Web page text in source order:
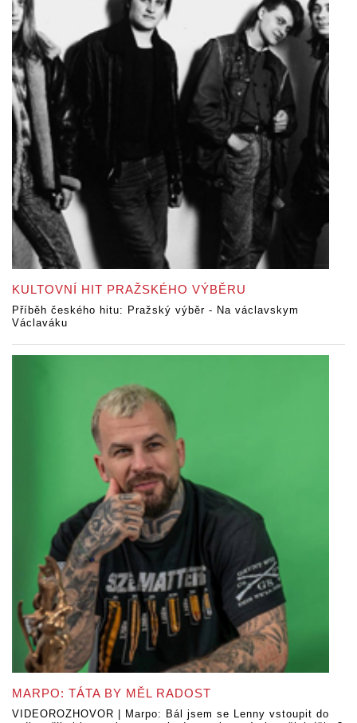
KULTOVNÍ HIT PRAŽSKÉHO VÝBĚRU
Příběh českého hitu: Pražský výběr - Na václavskym
Václaváku
MARPO: TÁTA BY MĚL RADOST
VIDEOROZHOVOR | Marpo: Bál jsem se Lenny vstoupit do